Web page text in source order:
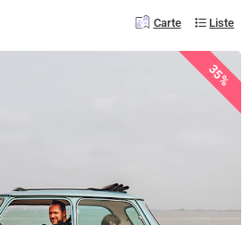
Carte Liste
35%